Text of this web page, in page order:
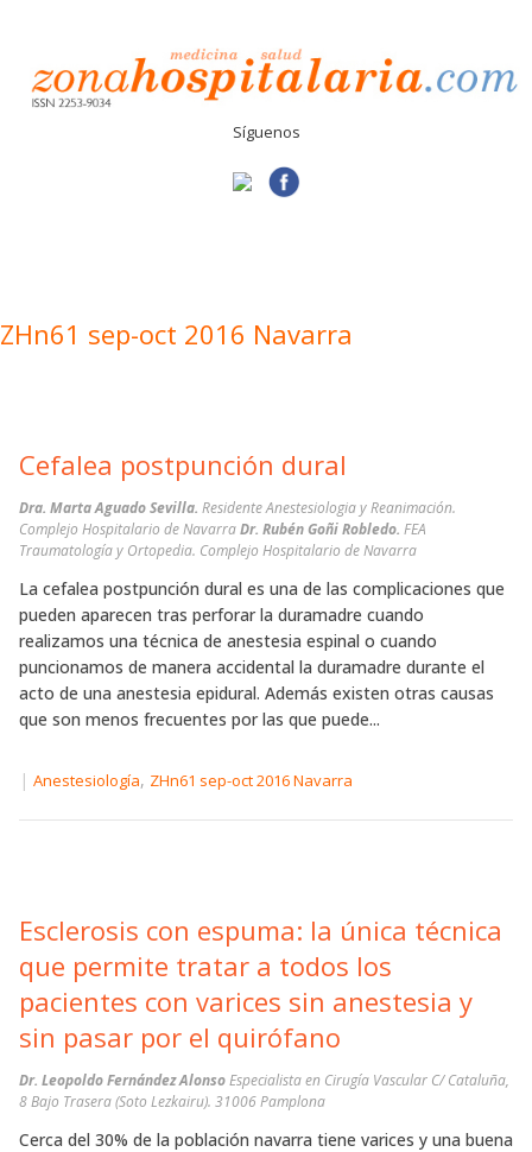
Síguenos
ZHn61 sep-oct 2016 Navarra
Cefalea postpunción dural
Dra. Marta Aguado Sevilla. Residente Anestesiologia y Reanimación.
Complejo Hospitalario de NavarraDr. Rubén Goñi Robledo. FEA
Traumatología y Ortopedia. Complejo Hospitalario de Navarra
La cefalea postpunción dural es una de las complicaciones que
pueden aparecen tras perforar la duramadre cuando
realizamos una técnica de anestesia espinal o cuando
puncionamos de manera accidental la duramadre durante el
acto de una anestesia epidural. Además existen otras causas
que son menos frecuentes por las que puede...
| Anestesiología, ZHn61 sep-oct 2016 Navarra
Esclerosis con espuma: la única técnica
que permite tratar a todos los
pacientes con varices sin anestesia y
sin pasar por el quirófano
Dr. Leopoldo Fernández AlonsoEspecialista en Cirugía Vascular C/ Cataluña,
8 Bajo Trasera (Soto Lezkairu). 31006 Pamplona
Cerca del 30% de la población navarra tiene varices y una buena